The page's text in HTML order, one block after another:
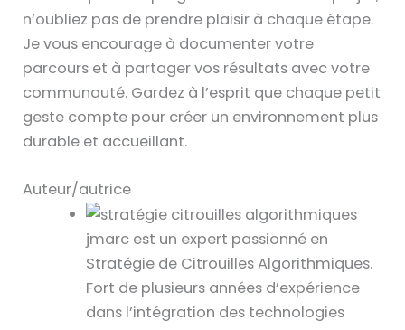
n’oubliez pas de prendre plaisir à chaque étape.
Je vous encourage à documenter votre
parcours et à partager vos résultats avec votre
communauté. Gardez à l’esprit que chaque petit
geste compte pour créer un environnement plus
durable et accueillant.
Auteur/autrice
jmarc est un expert passionné en
Stratégie de Citrouilles Algorithmiques.
Fort de plusieurs années d’expérience
dans l’intégration des technologies